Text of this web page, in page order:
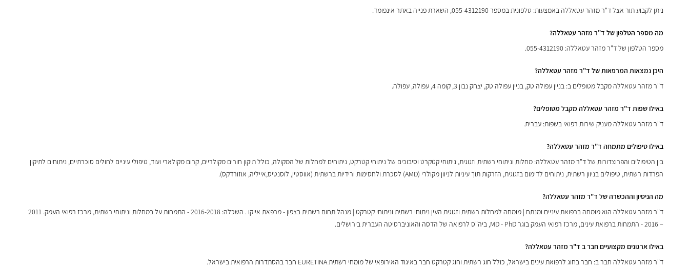
ניתן לקבוע תור אצל ד"ר מזהר עטאללה באמצעות: טלפונית במספר 055-4312190, השארת פנייה באתר אינפומד.
מה מספר הטלפון של ד"ר מזהר עטאללה?
מספר הטלפון של ד"ר מזהר עטאללה: 055-4312190.
היכן נמצאות המרפאות של ד"ר מזהר עטאללה?
ד"ר מזהר עטאללה מקבל מטופלים ב: בניין עפולה טק, בניין עפולה טק, יצחק נבון 3, קומה 4, עפולה, עפולה.
באילו שפות ד"ר מזהר עטאללה מקבל מטופלים?
ד"ר מזהר עטאללה מעניק שירות רפואי בשפות: עברית.
באילו טיפולים מתמחה ד"ר מזהר עטאללה?
בין הטיפולים והפרוצדורות של ד"ר מזהר עטאללה: מחלות וניתוחי רשתית וזגוגית, ניתוחי קטקרט וסיבוכים של ניתוחי קטרקט, ניתוחים למחלות של המקולה, כולל תיקון חורים מקולריים, קרום מקולארי ועוד, טיפולי עיניים לחולים סוכרתיים, ניתוחים לתיקון
הפרדות רשתית, טיפולים בניוון רשתית, ניתוחים לדימום בזגוגית, הזרקות תוך עיניות לניוון מקולרי (AMD) לסכרת ולחסימות ורידיות ברשתית (אווסטין, לוסנטיס,אייליה, אוזורדקס).
מה הניסיון וההכשרה של ד"ר מזהר עטאללה?
ד"ר מזהר עטאללה הוא מומחה ברפואת עיניים ומנתח | מומחה למחלות רשתית וזגוגית העין ניתוחי רשתית וניתוחי קטרקט | מנהל תחום רשתית בצפון - מרפאת אייקו . השכלה: 2016-2018 - התמחות על במחלות וניתוחי רשתית, מרכז רפואי העמק. 2011
– 2016 - התמחות ברפואת עינים, מרכז רפואי העמק בוגר MD - PhD, ביה"ס לרפואה של הדסה והאוניברסיטה העברית בירושלים.
באילו ארגונים מקצועיים חבר ב ד"ר מזהר עטאללה?
ד"ר מזהר עטאללה חבר ב: חבר בחוג לרפואת עינים בישראל, כולל חוג רשתית וחוג קטרקט חבר באיגוד האירופאי של מומחי רשתית EURETINA חבר בהסתדרות הרפואית בישראל.